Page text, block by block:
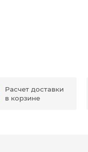
Расчет доставки
в корзине